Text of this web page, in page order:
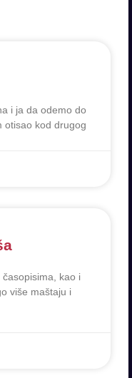
i ja da odemo do
otisao kod drugog
kao i
više maštaju i